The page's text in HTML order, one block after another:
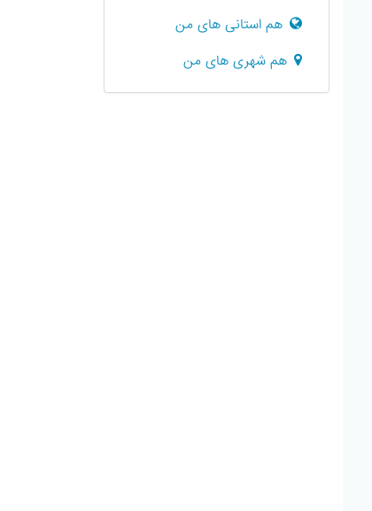
هم استانی های من
هم شهری های من